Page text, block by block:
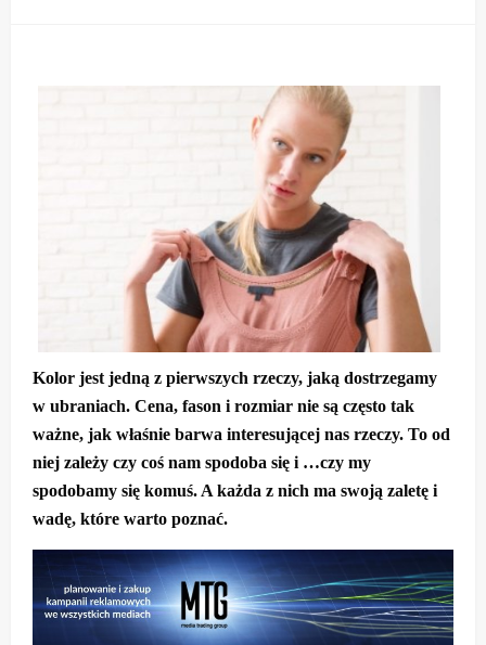
Kolor jest jedną z pierwszych rzeczy, jaką dostrzegamy
w ubraniach. Cena, fason i rozmiar nie są często tak
ważne, jak właśnie barwa interesującej nas rzeczy. To od
niej zależy czy coś nam spodoba się i …czy my
spodobamy się komuś. A każda z nich ma swoją zaletę i
wadę, które warto poznać.